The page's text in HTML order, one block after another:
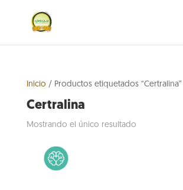
Inicio / Productos etiquetados “Certralina”
Certralina
Mostrando el único resultado